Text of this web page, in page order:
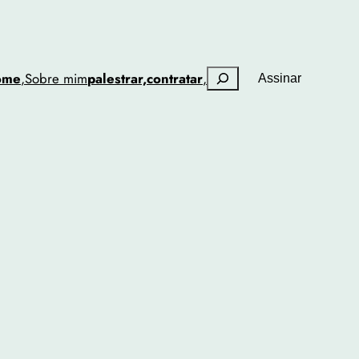
,Sobre mimpalestrar,contratar, PesquisarAssinar